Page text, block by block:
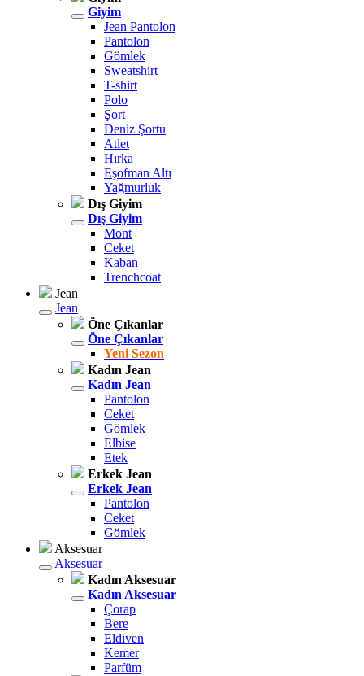
Giyim
Jean Pantolon
Pantolon
Gömlek
Sweatshirt
T-shirt
Polo
Şort
Deniz Şortu
Atlet
Hırka
Eşofman Altı
Yağmurluk
Dış Giyim
Dış Giyim
Mont
Ceket
Kaban
Trenchcoat
Jean
Jean
Öne Çıkanlar
Öne Çıkanlar
Yeni Sezon
Kadın Jean
Kadın Jean
Pantolon
Ceket
Gömlek
Elbise
Etek
Erkek Jean
Erkek Jean
Pantolon
Ceket
Gömlek
Aksesuar
Aksesuar
Kadın Aksesuar
Kadın Aksesuar
Çorap
Bere
Eldiven
Kemer
Parfüm